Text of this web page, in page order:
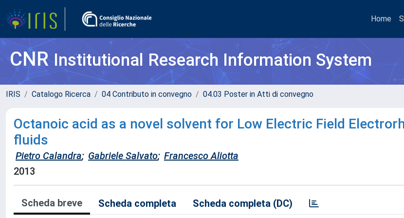
Home
CNRInstitutional Research Information System
IRIS Catalogo Ricerca 04 Contributo in convegno 04.03 Poster in Atti di convegno
Octanoic acid as a novel solvent for Low Electric Field
fluids
Pietro Calandra; Gabriele Salvato; Francesco Aliotta
2013
Scheda breve Scheda completa Scheda completa (DC)